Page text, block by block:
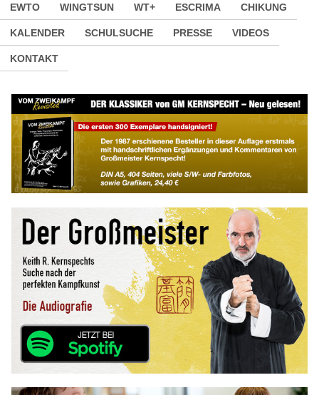
EWTO WINGTSUN WT+ ESCRIMA CHIKUNG
KALENDER SCHULSUCHE PRESSE VIDEOS
KONTAKT